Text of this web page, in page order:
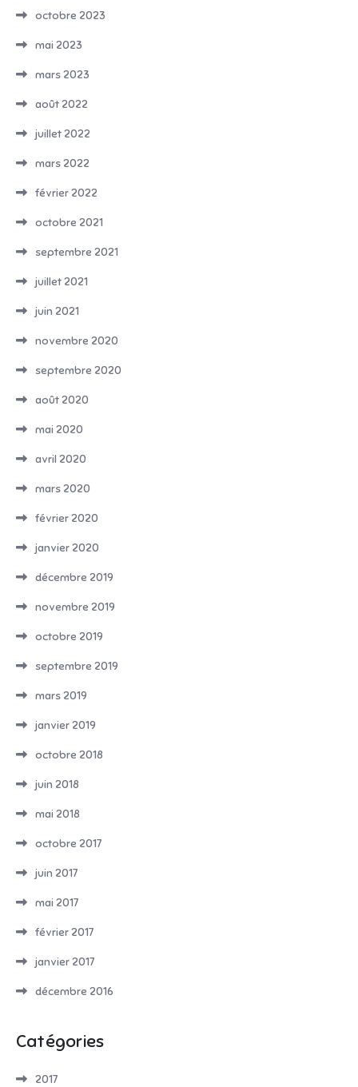
octobre 2023
mai 2023
mars 2023
août 2022
juillet 2022
mars 2022
février 2022
octobre 2021
septembre 2021
juillet 2021
juin 2021
novembre 2020
septembre 2020
août 2020
mai 2020
avril 2020
mars 2020
février 2020
janvier 2020
décembre 2019
novembre 2019
octobre 2019
septembre 2019
mars 2019
janvier 2019
octobre 2018
juin 2018
mai 2018
octobre 2017
juin 2017
mai 2017
février 2017
janvier 2017
décembre 2016
Catégories
2017